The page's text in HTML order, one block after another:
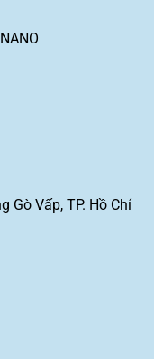
Gò Vấp, TP. Hồ Chí